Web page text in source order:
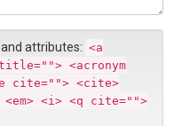
attributes: <a
<acronym
cite=""> <cite>
<em> <i> <q cite="">